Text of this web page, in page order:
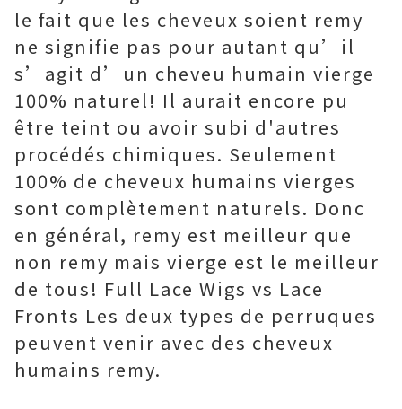
le fait que les cheveux soient remy
ne signifie pas pour autant qu’il
s’agit d’un cheveu humain vierge
100% naturel! Il aurait encore pu
être teint ou avoir subi d'autres
procédés chimiques. Seulement
100% de cheveux humains vierges
sont complètement naturels. Donc
en général, remy est meilleur que
non remy mais vierge est le meilleur
de tous! Full Lace Wigs vs Lace
Fronts Les deux types de perruques
peuvent venir avec des cheveux
humains remy.